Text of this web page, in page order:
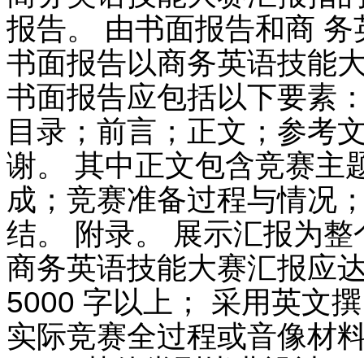
报告。 由书面报告和商
书面报告以商务英语技能
书面报告应包括以下要素
目录；前言；正文；参考
谢。 其中正文包含竞赛主
成；竞赛准备过程与情况
结。 附录。 展示汇报为
商务英语技能大赛汇报应
5000 字以上； 采用英文
实际竞赛全过程或音像材